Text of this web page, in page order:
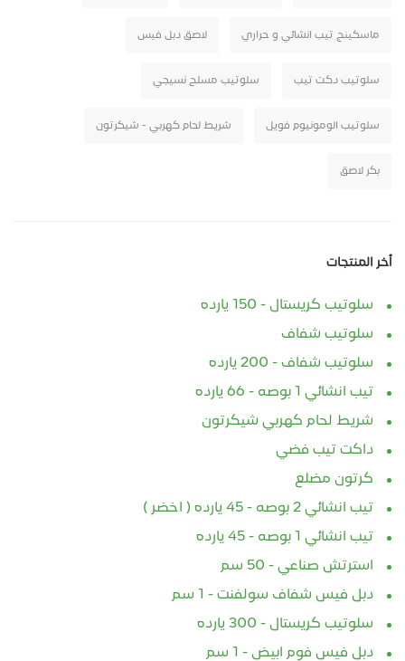
ماسكينج تيب انشائي و حراري لاصق دبل فيس
سلوتيب دكت تيب سلوتيب مسلح نسيجي
سلوتيب الومونيوم فويل شريط لحام كهربي - شيكرتون
بكر لاصق
أخر المنتجات
سلوتيب كريستال - 150 يارده
سلوتيب شفاف
سلوتيب شفاف - 200 يارده
تيب انشائي 1 بوصه - 66 يارده
شريط لحام كهربي شيكرتون
داكت تيب فضي
كرتون مضلع
تيب انشائي 2 بوصه - 45 يارده ( اخضر )
تيب انشائي 1 بوصه - 45 يارده
استرتش صناعي - 50 سم
دبل فيس شفاف سولفنت - 1 سم
سلوتيب كريستال - 300 يارده
دبل فيس فوم ابيض - 1 سم